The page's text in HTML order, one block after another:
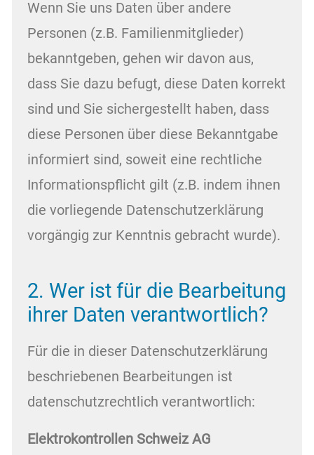
Wenn Sie uns Daten über andere
Personen (z.B. Familienmitglieder)
bekanntgeben, gehen wir davon aus,
dass Sie dazu befugt, diese Daten korrekt
sind und Sie sichergestellt haben, dass
diese Personen über diese Bekanntgabe
informiert sind, soweit eine rechtliche
Informationspflicht gilt (z.B. indem ihnen
die vorliegende Datenschutzerklärung
vorgängig zur Kenntnis gebracht wurde).
2. Wer ist für die Bearbeitung
ihrer Daten verantwortlich?
Für die in dieser Datenschutzerklärung
beschriebenen Bearbeitungen ist
datenschutzrechtlich verantwortlich:
Elektrokontrollen Schweiz AG